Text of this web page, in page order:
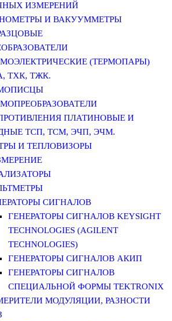
ИЗМЕРЕНИЙ
И ВАКУУММЕТРЫ
(ТЕРМОПАРЫ)
ТХК, ТЖК.
ПЛАТИНОВЫЕ И
ТСП, ТСМ, ЭЧП, ЭЧМ.
И ТЕПЛОВИЗОРЫ
СИГНАЛОВ
ГЕНЕРАТОРЫ СИГНАЛОВ KEYSIGHT
TECHNOLOGIES (AGILENT
TECHNOLOGIES)
ГЕНЕРАТОРЫ СИГНАЛОВ АКИП
ГЕНЕРАТОРЫ СИГНАЛОВ
СПЕЦИАЛЬНОЙ ФОРМЫ TEKTRONIX
МОДУЛЯЦИИ, РАЗНОСТИ